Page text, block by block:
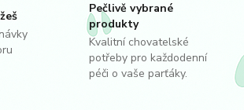
Pečlivě vybrané
produkty
Kvalitní chovatelské
potřeby pro každodenní
péči o vaše parťáky.